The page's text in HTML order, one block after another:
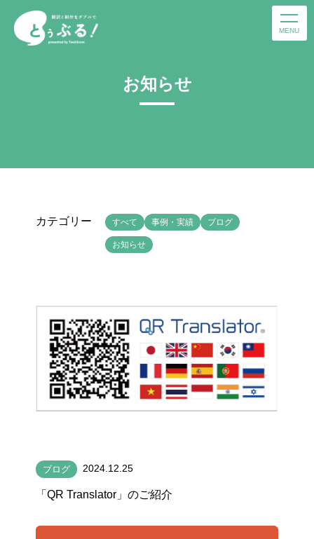
MENU
お知らせ
カテゴリー すべて 事例・実績 ブログ
お知らせ
ブログ 2024.12.25
「QR Translator」のご紹介